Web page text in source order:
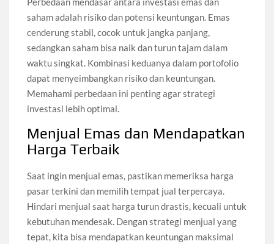
saham adalah risiko dan potensi keuntungan. Emas
cenderung stabil, cocok untuk jangka panjang,
sedangkan saham bisa naik dan turun tajam dalam
waktu singkat. Kombinasi keduanya dalam portofolio
dapat menyeimbangkan risiko dan keuntungan.
Memahami perbedaan ini penting agar strategi
investasi lebih optimal.
Menjual Emas dan Mendapatkan
Harga Terbaik
Saat ingin menjual emas, pastikan memeriksa harga
pasar terkini dan memilih tempat jual terpercaya.
Hindari menjual saat harga turun drastis, kecuali untuk
kebutuhan mendesak. Dengan strategi menjual yang
tepat, kita bisa mendapatkan keuntungan maksimal